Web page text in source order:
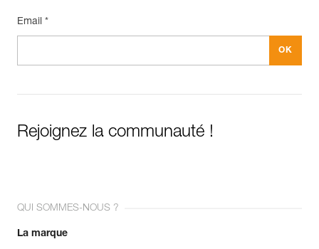
Email *
Rejoignez la communauté !
QUI SOMMES-NOUS ?
La marque